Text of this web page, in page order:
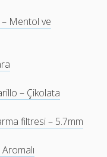
Mentol ve
– Çikolata
filtresi – 5.7mm